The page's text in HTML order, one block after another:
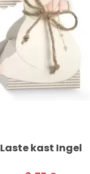
Laste kast Ingel